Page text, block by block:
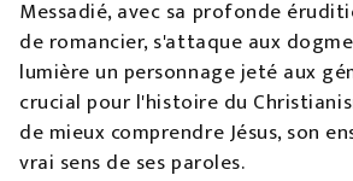
Messadié, avec sa profonde
de romancier, s'attaque aux
lumière un personnage jeté aux
crucial pour l'histoire du
de mieux comprendre Jésus, son
vrai sens de ses paroles.